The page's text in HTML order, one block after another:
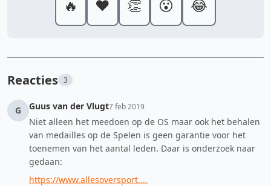
🔥 ❤️ 👏 😮 😂
Reacties 3
G Guus van der Vlugt7 feb 2019
Niet alleen het meedoen op de OS maar ook het behalen
van medailles op de Spelen is geen garantie voor het
toenemen van het aantal leden. Daar is onderzoek naar
gedaan:
https://www.allesoversport....